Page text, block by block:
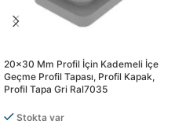
20×30 Mm Profil İçin Kademeli İçe
Geçme Profil Tapası, Profil Kapak,
Profil Tapa Gri Ral7035
Stokta var